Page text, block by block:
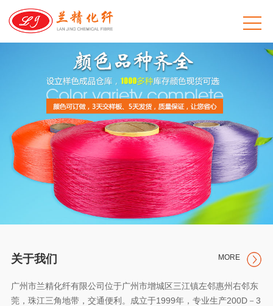
关于我们 MORE
广州市兰精化纤有限公司位于广州市增城区三江镇左邻惠州右邻东
莞，珠江三角地带，交通便利。成立于1999年，专业生产200D－3